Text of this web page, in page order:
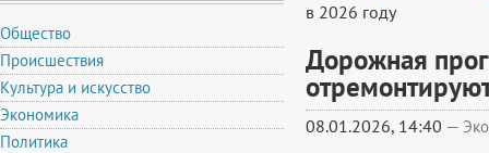
Общество
Происшествия
Культура и искусство
Экономика
Политика
в 2026 году
Дорожная
08.01.2026, 14:40 —